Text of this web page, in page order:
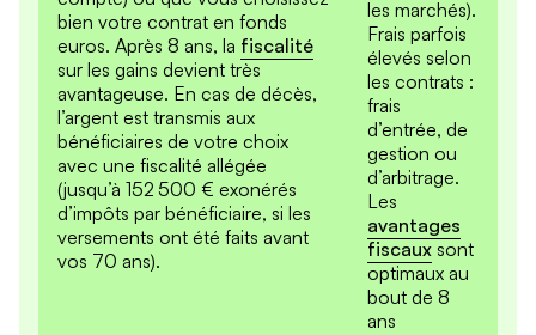
bien votre contrat en fonds
euros. Après 8 ans, la fiscalité
sur les gains devient très
avantageuse. En cas de décès,
l’argent est transmis aux
bénéficiaires de votre choix
avec une fiscalité allégée
(jusqu’à 152 500 € exonérés
d’impôts par bénéficiaire, si les
versements ont été faits avant
vos 70 ans).
les marchés).
Frais parfois
élevés selon
les contrats :
frais
d’entrée, de
gestion ou
d’arbitrage.
Les
avantages
fiscaux sont
optimaux au
bout de 8
ans